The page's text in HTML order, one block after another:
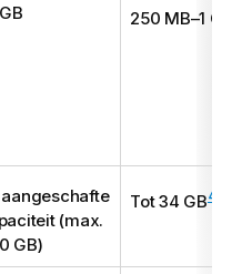
250 MB–1 GB
(max.
GB)
Tot 34 GB4